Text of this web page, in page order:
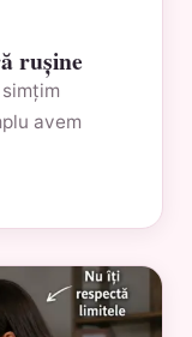
rușine
avem